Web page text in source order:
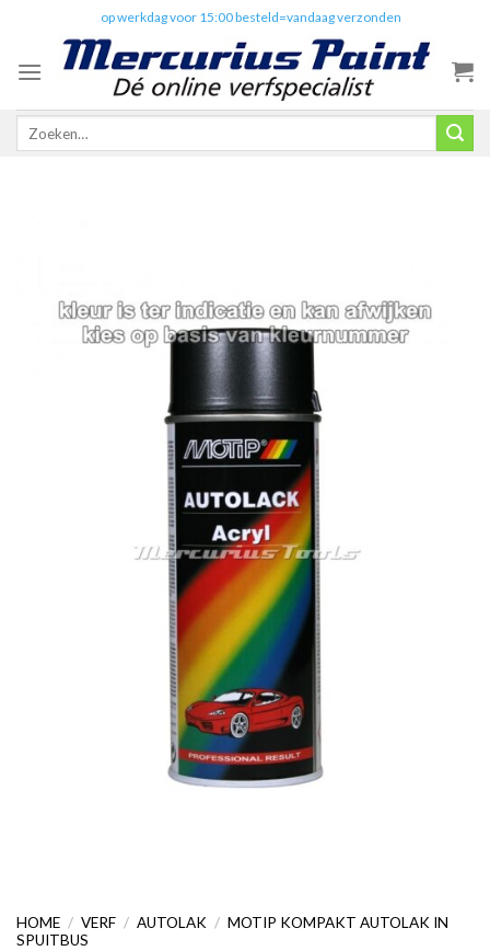
content
op werkdag voor 15:00 besteld=vandaag verzonden
Zoeken
HOME / VERF / AUTOLAK / MOTIP KOMPAKT AUTOLAK IN
SPUITBUS